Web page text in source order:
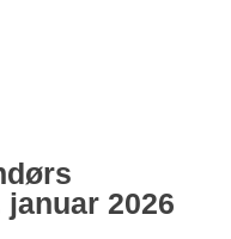
2026